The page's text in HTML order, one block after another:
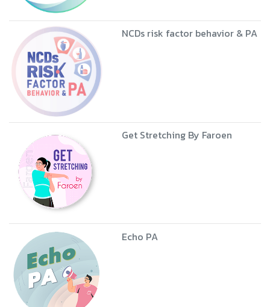
NCDs risk factor behavior & PA
Get Stretching By Faroen
Echo PA